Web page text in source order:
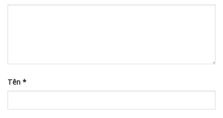
Tên *